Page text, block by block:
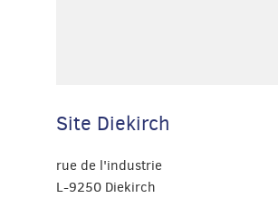
Site Diekirch
rue de l'industrie
L-9250 Diekirch